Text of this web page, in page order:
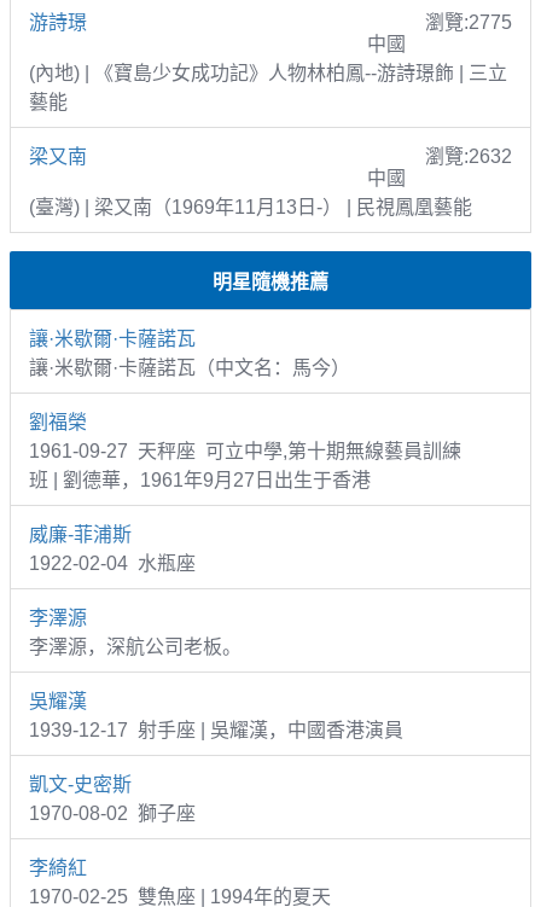
游詩璟
瀏覽:2775
中國
(內地) | 《寶島少女成功記》人物林柏鳳--游詩璟飾 | 三立
藝能
梁又南
瀏覽:2632
中國
(臺灣) | 梁又南（1969年11月13日-） | 民視鳳凰藝能
明星隨機推薦
讓·米歇爾·卡薩諾瓦
讓·米歇爾·卡薩諾瓦（中文名：馬今）
劉福榮
1961-09-27 天秤座 可立中學,第十期無線藝員訓練
班 | 劉德華，1961年9月27日出生于香港
威廉-菲浦斯
1922-02-04 水瓶座
李澤源
李澤源，深航公司老板。
吳耀漢
1939-12-17 射手座 | 吳耀漢，中國香港演員
凱文-史密斯
1970-08-02 獅子座
李綺紅
1970-02-25 雙魚座 | 1994年的夏天